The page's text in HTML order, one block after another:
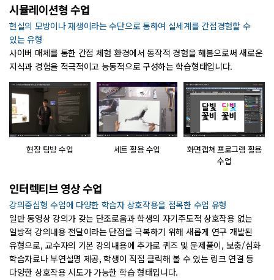
시뮬레이션형 수업
현실의 모방이나 재생이라는 수단으로 통하여 실세계를 간접경험할 수
있는 유형
사이버 매체를 통한 간접 체험 환경에서 동작적 경험을 해봄으로써 새로운
지식과 경험을 적극적이고 능동적으로 구성하는 학습형태입니다.
현장 탐방 수업 세트 활용 수업
화면캡쳐 프로그램 활용
수업
인터렉티브 영상 수업
강의중심형 수업에 다양한 학습자 상호작용을 접목한 수업 유형
일반 동영상 강의가 갖는 단조로움과 학생의 자기주도적 상호작용 없는
일방적 강의내용 전달이라는 단점을 극복하기 위해 새롭게 연구 개발된
유형으로, 교수자의 기본 강의내용에 추가로 퀴즈 및 문제풀이, 보충/심화
학습자료나 부연설명 제공, 학생이 직접 클릭해 볼 수 있는 링크 연결 등
다양한 상호작용 시도가 가능한 학습 형태입니다.